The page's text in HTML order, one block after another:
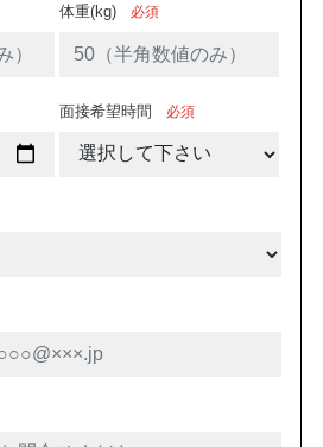
体重(kg) 必須
面接希望時間 必須